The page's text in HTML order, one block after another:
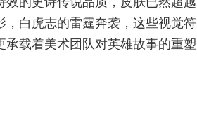
白虎志的雷霆奔袭，这些视觉符
载着美术团队对英雄故事的重塑